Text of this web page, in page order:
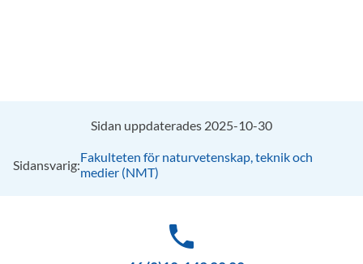
Sidan uppdaterades 2025-10-30
Sidansvarig:Fakulteten för naturvetenskap, teknik och
medier (NMT)
phone